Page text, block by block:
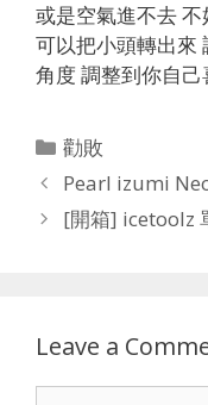
或是空氣進不去 不
可以把小頭轉出來
角度 調整到你自
Categories
勸敗
Pearl izumi
[開箱] icetoolz
Leave a